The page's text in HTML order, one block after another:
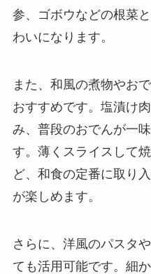
参、ゴボウなどの根菜
わいになります。
また、和風の煮物やお
おすすめです。塩漬け
み、普段のおでんが一
す。薄くスライスして
ど、和食の定番に取り
が楽しめます。
さらに、洋風のパスタ
ても活用可能です。細